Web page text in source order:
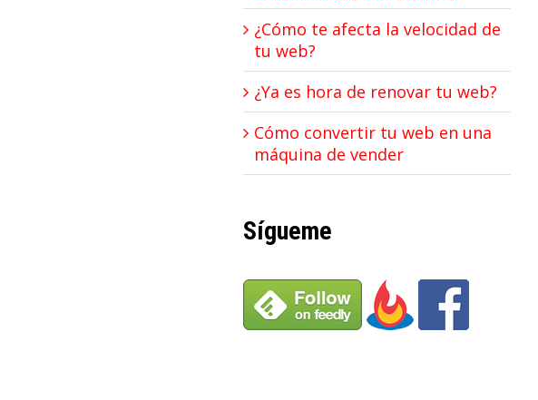
¿Cómo te afecta la velocidad de
tu web?
¿Ya es hora de renovar tu web?
Cómo convertir tu web en una
máquina de vender
Sígueme